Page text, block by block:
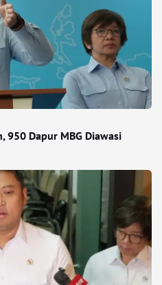
950 Dapur MBG Diawasi